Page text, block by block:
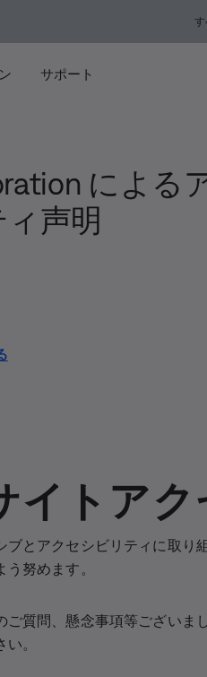
す
サポート
による
声明
イトアク
ブとアクセシビリティに取り
努めます。
ご質問、懸念事項等ございま
。